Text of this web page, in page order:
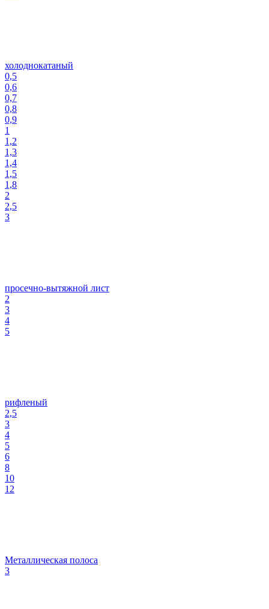
холоднокатаный
0,5
0,6
0,7
0,8
0,9
1
1,2
1,3
1,4
1,5
1,8
2
2,5
3
просечно-вытяжной лист
2
3
4
5
рифленый
2,5
3
4
5
6
8
10
12
Металлическая полоса
3